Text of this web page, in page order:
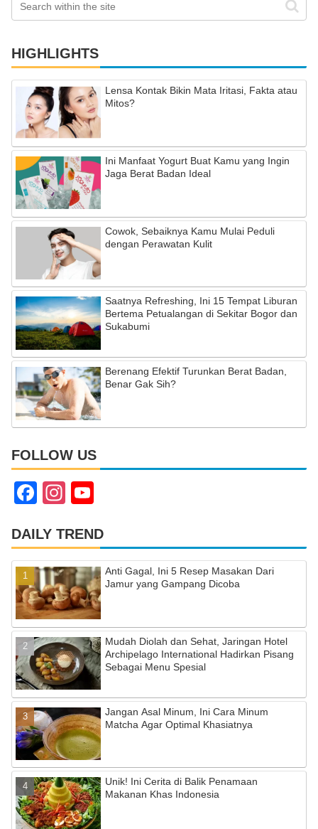
HIGHLIGHTS
Lensa Kontak Bikin Mata Iritasi, Fakta atau
Mitos?
Ini Manfaat Yogurt Buat Kamu yang Ingin
Jaga Berat Badan Ideal
Cowok, Sebaiknya Kamu Mulai Peduli
dengan Perawatan Kulit
Saatnya Refreshing, Ini 15 Tempat Liburan
Bertema Petualangan di Sekitar Bogor dan
Sukabumi
Berenang Efektif Turunkan Berat Badan,
Benar Gak Sih?
FOLLOW US
F
c
e
b
o
o
k
In
a
gr
a
m
u
T
u
b
e
C
h
a
n
n
el
DAILY TREND
Anti Gagal, Ini 5 Resep Masakan Dari
Jamur yang Gampang Dicoba
Mudah Diolah dan Sehat, Jaringan Hotel
Archipelago International Hadirkan Pisang
Sebagai Menu Spesial
Jangan Asal Minum, Ini Cara Minum
Matcha Agar Optimal Khasiatnya
Unik! Ini Cerita di Balik Penamaan
Makanan Khas Indonesia